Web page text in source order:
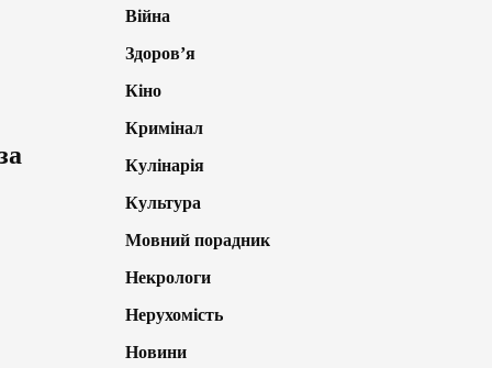
Війна
Здоров’я
Кіно
Кримінал
Кулінарія
Культура
Мовний порадник
Некрологи
Нерухомість
Новини